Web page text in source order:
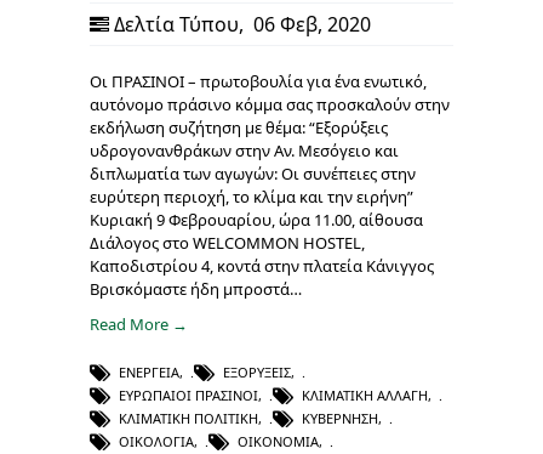
Δελτία Τύπου, 06 Φεβ, 2020
Οι ΠΡΑΣΙΝΟΙ – πρωτοβουλία για ένα ενωτικό,
αυτόνομο πράσινο κόμμα σας προσκαλούν στην
εκδήλωση συζήτηση με θέμα: “Εξορύξεις
υδρογονανθράκων στην Αν. Μεσόγειο και
διπλωματία των αγωγών: Οι συνέπειες στην
ευρύτερη περιοχή, το κλίμα και την ειρήνη”
Κυριακή 9 Φεβρουαρίου, ώρα 11.00, αίθουσα
Διάλογος στο WELCOMMON HOSTEL,
Καποδιστρίου 4, κοντά στην πλατεία Κάνιγγος
Βρισκόμαστε ήδη μπροστά…
Read More →
ΕΝΈΡΓΕΙΑ, ΕΞΟΡΎΞΕΙΣ,
ΕΥΡΩΠΑΊΟΙ ΠΡΆΣΙΝΟΙ, ΚΛΙΜΑΤΙΚΉ ΑΛΛΑΓΉ,
ΚΛΙΜΑΤΙΚΉ ΠΟΛΙΤΙΚΉ, ΚΥΒΈΡΝΗΣΗ,
ΟΙΚΟΛΟΓΊΑ, ΟΙΚΟΝΟΜΊΑ,